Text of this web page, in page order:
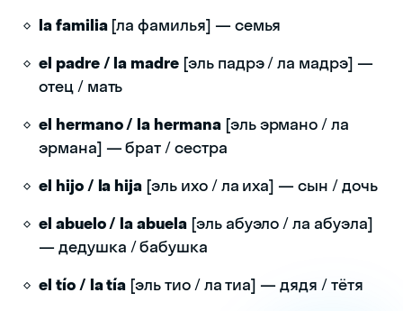
la familia[ла фамилья] — семья
el padre / la madre [эль падрэ / ла мадрэ] —
отец / мать
el hermano / la hermana[эль эрмано / ла
эрмана] — брат / сестра
el hijo / la hija [эль ихо / ла иха] — сын / дочь
el abuelo / la abuela[эль абуэло / ла абуэла]
— дедушка / бабушка
el tío / la tía [эль тио / ла тиа] — дядя / тётя